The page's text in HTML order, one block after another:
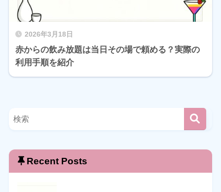
2026年3月18日
赤からの飲み放題は当日その場で頼める？実際の
利用手順を紹介
Recent Posts